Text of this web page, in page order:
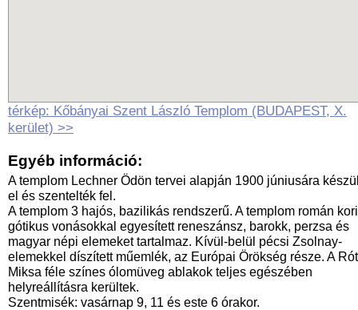
térkép: Kőbányai Szent László Templom (BUDAPEST, X.
kerület) >>
Egyéb információ:
A templom Lechner Ödön tervei alapján 1900 júniusára
el és szentelték fel.
A templom 3 hajós, bazilikás rendszerű. A templom román kori
gótikus vonásokkal egyesített reneszánsz, barokk, perzsa és
magyar népi elemeket tartalmaz. Kívül-belül pécsi Zsolnay-
elemekkel díszített műemlék, az Európai Örökség része. A
Miksa féle színes ólomüveg ablakok teljes egészében
helyreállításra kerültek.
Szentmisék: vasárnap 9, 11 és este 6 órakor.